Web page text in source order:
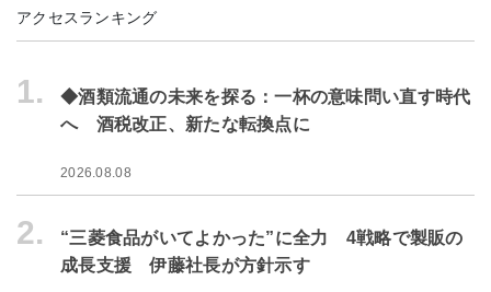
アクセスランキング
1.
◆酒類流通の未来を探る：一杯の意味問い直す時代
へ 酒税改正、新たな転換点に
2026.08.08
2.
“三菱食品がいてよかった”に全力 4戦略で製販の
成長支援 伊藤社長が方針示す